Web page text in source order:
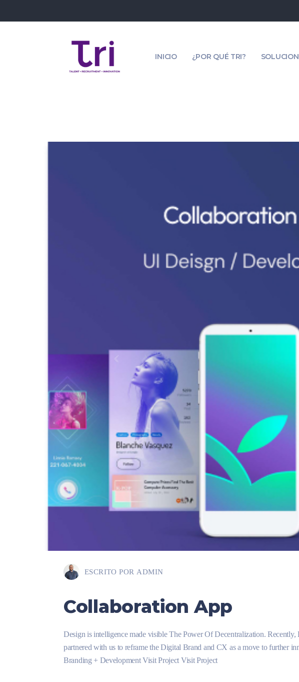
INICIO ¿POR QUÉ TRI?
ESCRITO POR ADMIN
Collaboration App
Design is intelligence made visible The Power Of Decentralization.
partnered with us to reframe the Digital Brand and CX as a move to further
Branding + Development Visit Project Visit Project